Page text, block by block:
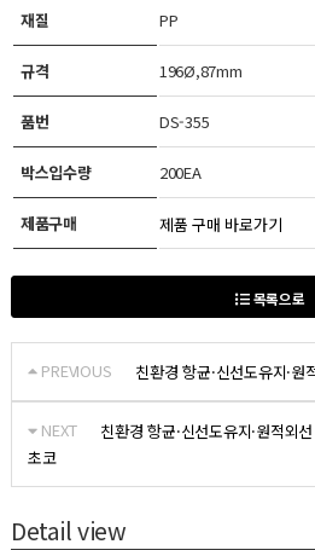
재질 PP
규격 196Ø,87mm
품번 DS-355
박스입수량 200EA
제품구매 제품 구매 바로가기
목록으로
PREVIOUS 친환경 항균·신선도유지·
NEXT
친환경 항균·신선도유지·원적외
초코
Detail view